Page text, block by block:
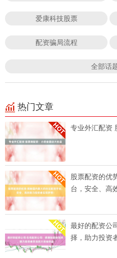
爱康科技股票
配资骗局流程
全部话
热门文章
专业外汇配资
股票配资的优
台，安全、高
最好的配资公
择，助力投资